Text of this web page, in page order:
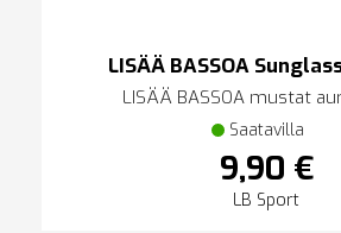
LISÄÄ BASSOA
LISÄÄ BASSOA mustat
Saatavilla
9,90 €
LB Sport